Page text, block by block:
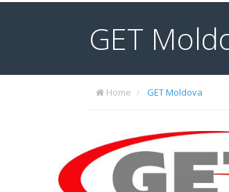
GET
Home GET Moldova